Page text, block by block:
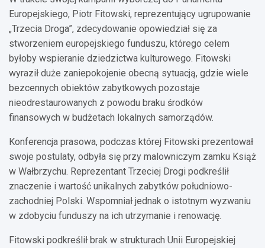
Europejskiego, Piotr Fitowski, reprezentujący ugrupowanie
„Trzecia Droga”, zdecydowanie opowiedział się za
stworzeniem europejskiego funduszu, którego celem
byłoby wspieranie dziedzictwa kulturowego. Fitowski
wyraził duże zaniepokojenie obecną sytuacją, gdzie wiele
bezcennych obiektów zabytkowych pozostaje
nieodrestaurowanych z powodu braku środków
finansowych w budżetach lokalnych samorządów.
Konferencja prasowa, podczas której Fitowski prezentował
swoje postulaty, odbyła się przy malowniczym zamku Książ
w Wałbrzychu. Reprezentant Trzeciej Drogi podkreślił
znaczenie i wartość unikalnych zabytków południowo-
zachodniej Polski. Wspomniał jednak o istotnym wyzwaniu
w zdobyciu funduszy na ich utrzymanie i renowację.
Fitowski podkreślił brak w strukturach Unii Europejskiej